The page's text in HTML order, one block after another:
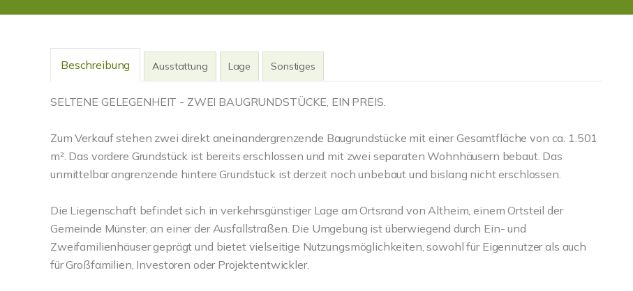
Beschreibung Ausstattung Lage Sonstiges
SELTENE GELEGENHEIT - ZWEI BAUGRUNDSTÜCKE, EIN PREIS.
Zum Verkauf stehen zwei direkt aneinandergrenzende Baugrundstücke mit einer Gesamtfläche von ca. 1.501
m². Das vordere Grundstück ist bereits erschlossen und mit zwei separaten Wohnhäusern bebaut. Das
unmittelbar angrenzende hintere Grundstück ist derzeit noch unbebaut und bislang nicht erschlossen.
Die Liegenschaft befindet sich in verkehrsgünstiger Lage am Ortsrand von Altheim, einem Ortsteil der
Gemeinde Münster, an einer der Ausfallstraßen. Die Umgebung ist überwiegend durch Ein- und
Zweifamilienhäuser geprägt und bietet vielseitige Nutzungsmöglichkeiten, sowohl für Eigennutzer als auch
für Großfamilien, Investoren oder Projektentwickler.